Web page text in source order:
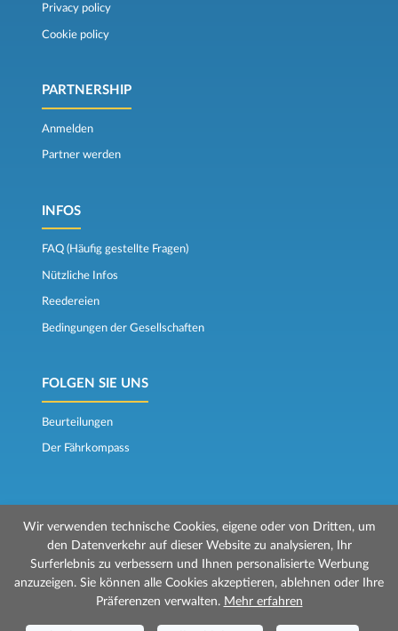
Privacy policy
Cookie policy
PARTNERSHIP
Anmelden
Partner werden
INFOS
FAQ (Häufig gestellte Fragen)
Nützliche Infos
Reedereien
Bedingungen der Gesellschaften
FOLGEN SIE UNS
Beurteilungen
Der Fährkompass
© 2026 Mr Ferry wird von Prenotazioni24 s.r.l. verwaltet
Geschäftssitz: Via Bonistallo, 50b - 50053 Empoli (FI)
Betriebsstätte: Via Casa del Duca, 1 - 57037 Portoferraio (LI)
Wir verwenden technische Cookies, eigene oder von Dritten, um
den Datenverkehr auf dieser Website zu analysieren, Ihr
Surferlebnis zu verbessern und Ihnen personalisierte Werbung
anzuzeigen. Sie können alle Cookies akzeptieren, ablehnen oder Ihre
Präferenzen verwalten. Mehr erfahren